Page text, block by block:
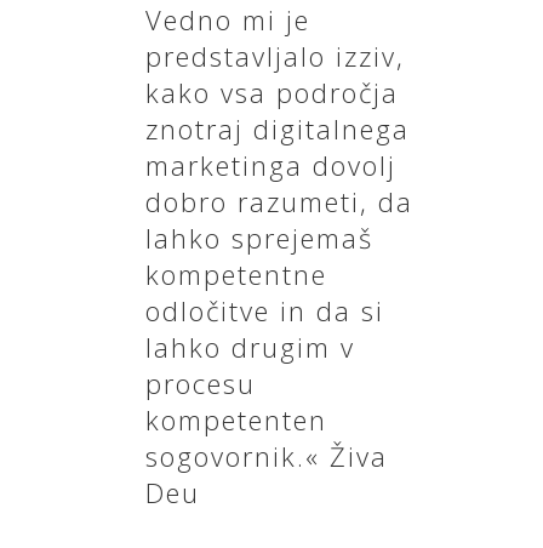
Vedno mi je
predstavljalo izziv,
kako vsa področja
znotraj digitalnega
marketinga dovolj
dobro razumeti, da
lahko sprejemaš
kompetentne
odločitve in da si
lahko drugim v
procesu
kompetenten
sogovornik.« Živa
Deu